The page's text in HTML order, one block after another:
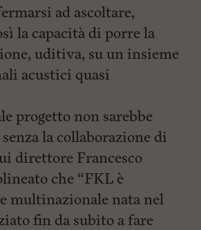
ad ascoltare,
la capacità di porre la
uditiva, su un insieme
acustici quasi
progetto non sarebbe
la collaborazione di
direttore Francesco
che “FKL è
multinazionale nata nel
fin da subito a fare